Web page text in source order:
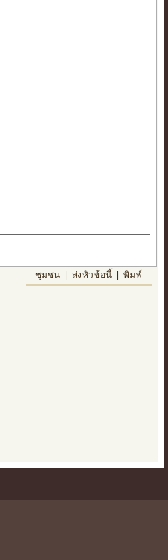
ชุมชน| ส่งหัวข้อนี้| พิมพ์